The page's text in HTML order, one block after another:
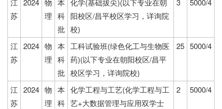
江
苏
2024 物
理
本
科
批
化学(基础拔尖)(以下专业在朝
阳校区/昌平校区学习，详询院
校)
3 5000/4
江
苏
2024 物
理
本
科
批
工科试验班(绿色化工与生物医
药)(以下专业在朝阳校区/昌平
校区学习，详询院校)
25 5000/4
江
苏
2024 物
理
本
科
化学工程与工艺(化学工程与工
艺+大数据管理与应用双学士
2 5000/4